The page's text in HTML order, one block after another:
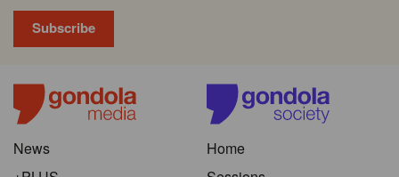
News
Home